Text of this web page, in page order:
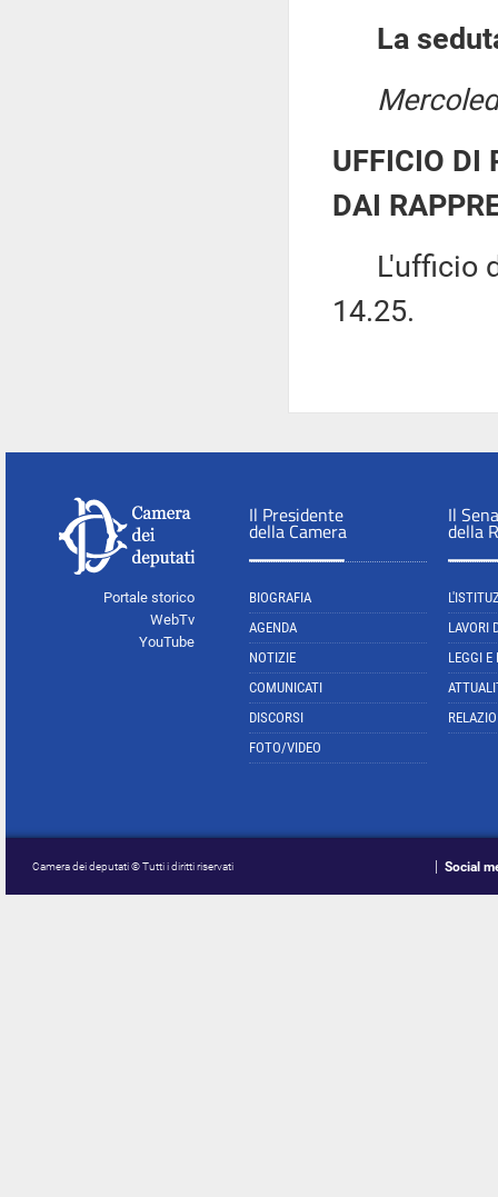
La
UFFICIO DI
DAI
L'ufficio di
14.25.
Portale storico
WebTv
YouTube
Il Presidente
della Camera
BIOGRAFIA
AGENDA
NOTIZIE
COMUNICATI
DISCORSI
FOTO/VIDEO
Il
della
LAVORI
LEGGI E
Camera dei deputati © Tutti i diritti riservati Social